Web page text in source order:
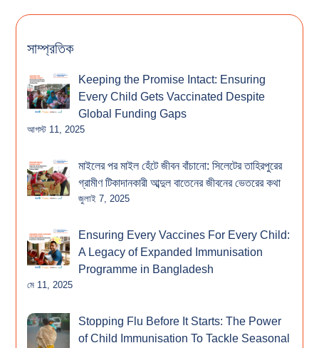
সাম্প্রতিক
Keeping the Promise Intact: Ensuring
Every Child Gets Vaccinated Despite
Global Funding Gaps
আগস্ট 11, 2025
মাইলের পর মাইল হেঁটে জীবন বাঁচানো: সিলেটের তাহিরপুরের
গ্রামীণ টিকাদানকারী আব্দুল বাতেনের জীবনের ভেতরের কথা
জুলাই 7, 2025
Ensuring Every Vaccines For Every Child:
A Legacy of Expanded Immunisation
Programme in Bangladesh
মে 11, 2025
Stopping Flu Before It Starts: The Power
of Child Immunisation To Tackle Seasonal